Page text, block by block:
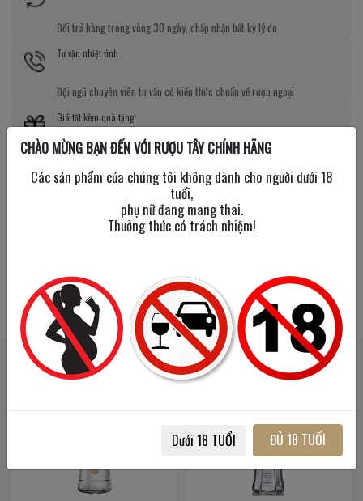
Đổi trả hàng trong vòng 30 ngày, chấp nhận bất kỳ lý do
Tư vấn nhiệt tình
Đội ngũ chuyên viên tư vấn có kiến thức chuẩn về rượu ngoại
Giá tốt kèm quà tặng
Nhiều chương trình giảm giá, tặng quà cực giá trị
SẢN PHẨM LIÊN QUAN SẢN PHẨM ĐÃ XEM
Mua 2
CHÀO MỪNG BẠN ĐẾN VỚI RƯỢU TÂY CHÍNH HÃNG
Các sản phẩm của chúng tôi không dành cho người dưới 18
tuổi,
phụ nữ đang mang thai.
Thưởng thức có trách nhiệm!
Dưới 18 TUỔI ĐỦ 18 TUỔI